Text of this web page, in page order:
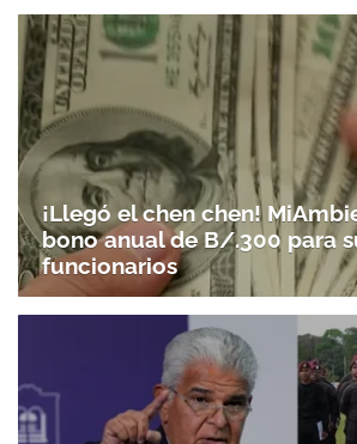
¡Llegó el chen chen!
bono anual de B/.300 para
funcionarios